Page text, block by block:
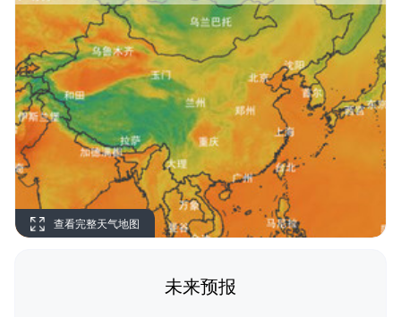
查看完整天气地图
未来预报